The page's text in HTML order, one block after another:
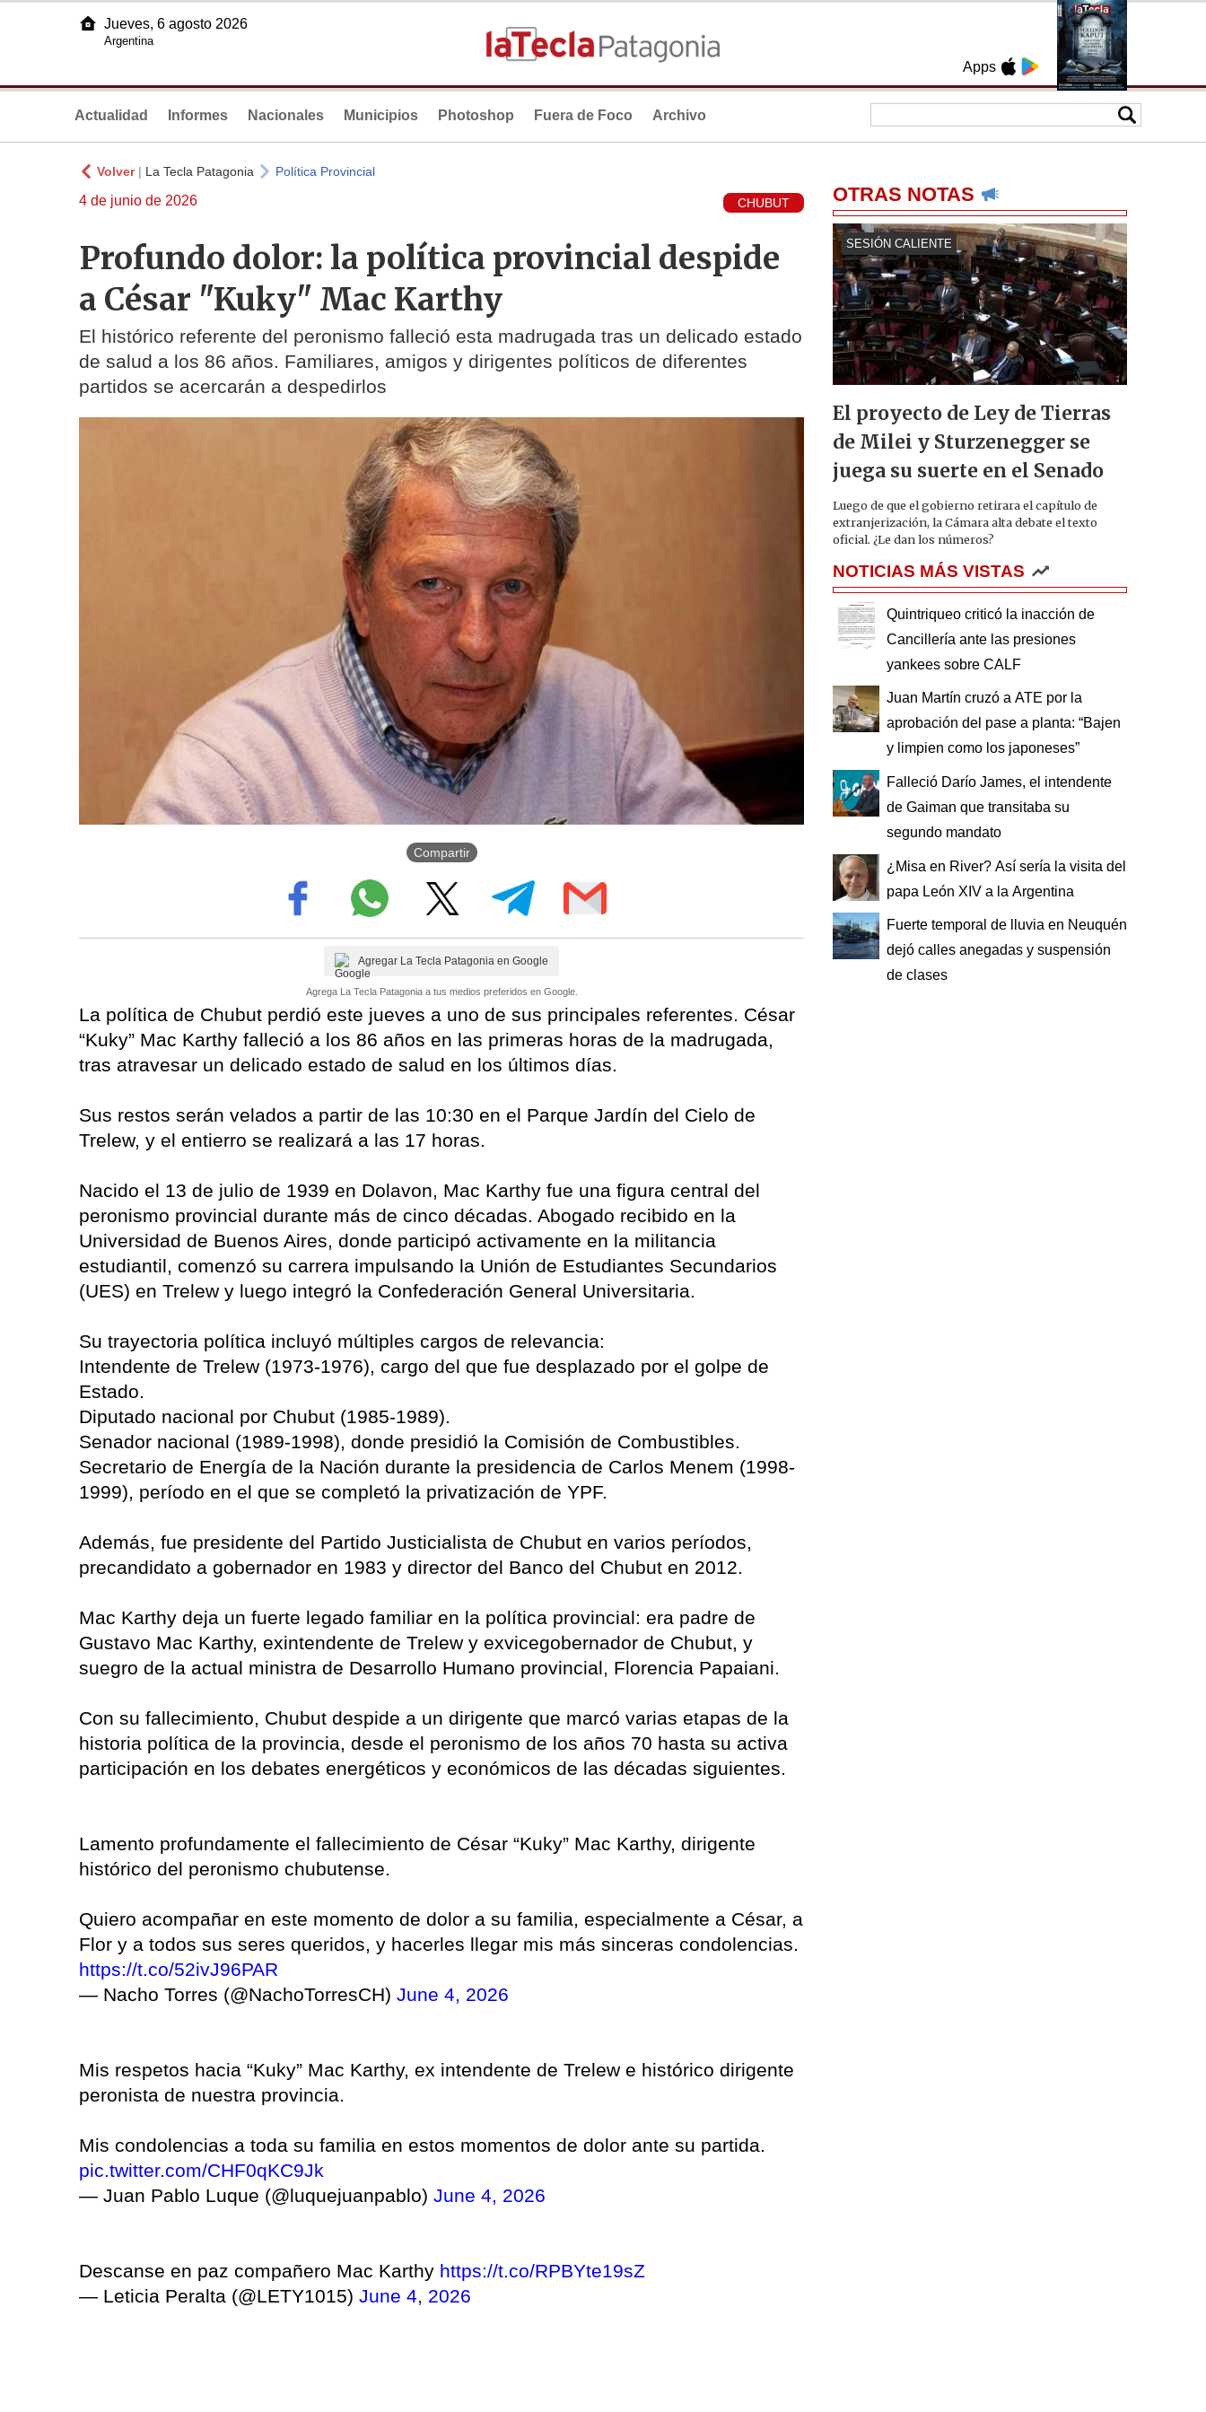
Apps
Jueves, 6 agosto 2026
Argentina
Actualidad Informes Nacionales Municipios Photoshop Fuera de Foco Archivo
Volver| La Tecla Patagonia Política Provincial
4 de junio de 2026 CHUBUT
Profundo dolor: la política provincial despide
a César "Kuky" Mac Karthy
El histórico referente del peronismo falleció esta madrugada tras un delicado estado
de salud a los 86 años. Familiares, amigos y dirigentes políticos de diferentes
partidos se acercarán a despedirlos
Compartir
Agregar La Tecla Patagonia en Google
Agrega La Tecla Patagonia a tus medios preferidos en Google.
La política de Chubut perdió este jueves a uno de sus principales referentes. César
“Kuky” Mac Karthy falleció a los 86 años en las primeras horas de la madrugada,
tras atravesar un delicado estado de salud en los últimos días.
Sus restos serán velados a partir de las 10:30 en el Parque Jardín del Cielo de
Trelew, y el entierro se realizará a las 17 horas.
Nacido el 13 de julio de 1939 en Dolavon, Mac Karthy fue una figura central del
peronismo provincial durante más de cinco décadas. Abogado recibido en la
Universidad de Buenos Aires, donde participó activamente en la militancia
estudiantil, comenzó su carrera impulsando la Unión de Estudiantes Secundarios
(UES) en Trelew y luego integró la Confederación General Universitaria.
Su trayectoria política incluyó múltiples cargos de relevancia:
Intendente de Trelew (1973-1976), cargo del que fue desplazado por el golpe de
Estado.
Diputado nacional por Chubut (1985-1989).
Senador nacional (1989-1998), donde presidió la Comisión de Combustibles.
Secretario de Energía de la Nación durante la presidencia de Carlos Menem (1998-
1999), período en el que se completó la privatización de YPF.
Además, fue presidente del Partido Justicialista de Chubut en varios períodos,
precandidato a gobernador en 1983 y director del Banco del Chubut en 2012.
Mac Karthy deja un fuerte legado familiar en la política provincial: era padre de
Gustavo Mac Karthy, exintendente de Trelew y exvicegobernador de Chubut, y
suegro de la actual ministra de Desarrollo Humano provincial, Florencia Papaiani.
Con su fallecimiento, Chubut despide a un dirigente que marcó varias etapas de la
historia política de la provincia, desde el peronismo de los años 70 hasta su activa
participación en los debates energéticos y económicos de las décadas siguientes.
Lamento profundamente el fallecimiento de César “Kuky” Mac Karthy, dirigente
histórico del peronismo chubutense.
Quiero acompañar en este momento de dolor a su familia, especialmente a César, a
Flor y a todos sus seres queridos, y hacerles llegar mis más sinceras condolencias.
https://t.co/52ivJ96PAR
— Nacho Torres (@NachoTorresCH) June 4, 2026
Mis respetos hacia “Kuky” Mac Karthy, ex intendente de Trelew e histórico dirigente
peronista de nuestra provincia.
Mis condolencias a toda su familia en estos momentos de dolor ante su partida.
pic.twitter.com/CHF0qKC9Jk
— Juan Pablo Luque (@luquejuanpablo) June 4, 2026
Descanse en paz compañero Mac Karthy https://t.co/RPBYte19sZ
— Leticia Peralta (@LETY1015) June 4, 2026
OTRAS NOTAS
SESIÓN CALIENTE
El proyecto de Ley de Tierras
de Milei y Sturzenegger se
juega su suerte en el Senado
Luego de que el gobierno retirara el capítulo de
extranjerización, la Cámara alta debate el texto
oficial. ¿Le dan los números?
NOTICIAS MÁS VISTAS
Quintriqueo criticó la inacción de
Cancillería ante las presiones
yankees sobre CALF
Juan Martín cruzó a ATE por la
aprobación del pase a planta: “Bajen
y limpien como los japoneses”
Falleció Darío James, el intendente
de Gaiman que transitaba su
segundo mandato
¿Misa en River? Así sería la visita del
papa León XIV a la Argentina
Fuerte temporal de lluvia en Neuquén
dejó calles anegadas y suspensión
de clases